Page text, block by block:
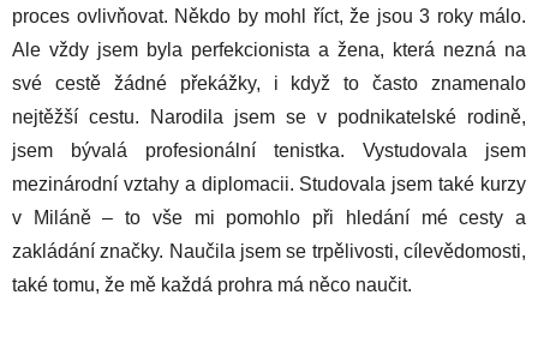
proces ovlivňovat. Někdo by mohl říct, že jsou 3 roky málo.
Ale vždy jsem byla perfekcionista a žena, která nezná na
své cestě žádné překážky, i když to často znamenalo
nejtěžší cestu. Narodila jsem se v podnikatelské rodině,
jsem bývalá profesionální tenistka. Vystudovala jsem
mezinárodní vztahy a diplomacii. Studovala jsem také kurzy
v Miláně – to vše mi pomohlo při hledání mé cesty a
zakládání značky. Naučila jsem se trpělivosti, cílevědomosti,
také tomu, že mě každá prohra má něco naučit.